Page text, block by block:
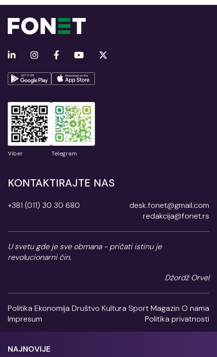
Viber Telegram
KONTAKTIRAJTE NAS
+381 (011) 30 30 680
desk.fonet@gmail.com
redakcija@fonet.rs
U svetu gde je sve obmana - pričati istinu je
revolucionarni čin.
Džordž Orvel
Politika Ekonomija Društvo Kultura SportMagazin O nama
Impresum
Politika privatnosti
NAJNOVIJE